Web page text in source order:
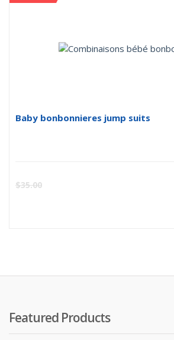
Baby bonbonnieres jump suits
$35.00
Featured Products